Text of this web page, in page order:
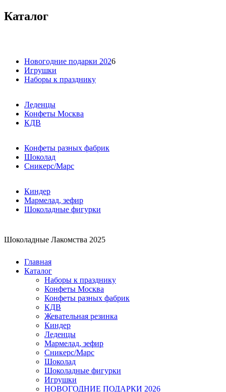
Каталог
Новогодние подарки 2026
Игрушки
Наборы к празднику
Леденцы
Конфеты Москва
КДВ
Конфеты разных фабрик
Шоколад
Сникерс/Марс
Киндер
Мармелад, зефир
Шоколадные фигурки
Шоколадные Лакомства 2025
Главная
Каталог
Наборы к празднику
Конфеты Москва
Конфеты разных фабрик
КДВ
Жевательная резинка
Киндер
Леденцы
Мармелад, зефир
Сникерс/Марс
Шоколад
Шоколадные фигурки
Игрушки
НОВОГОДНИЕ ПОДАРКИ 2026